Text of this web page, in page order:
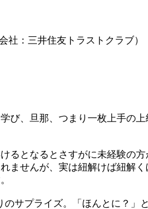
：三井住友トラストクラブ）
び、旦那、つまり一枚上手の
となるとさすがに未経験の
ませんが、実は紐解けば紐解
サプライズ。「ほんとに？」